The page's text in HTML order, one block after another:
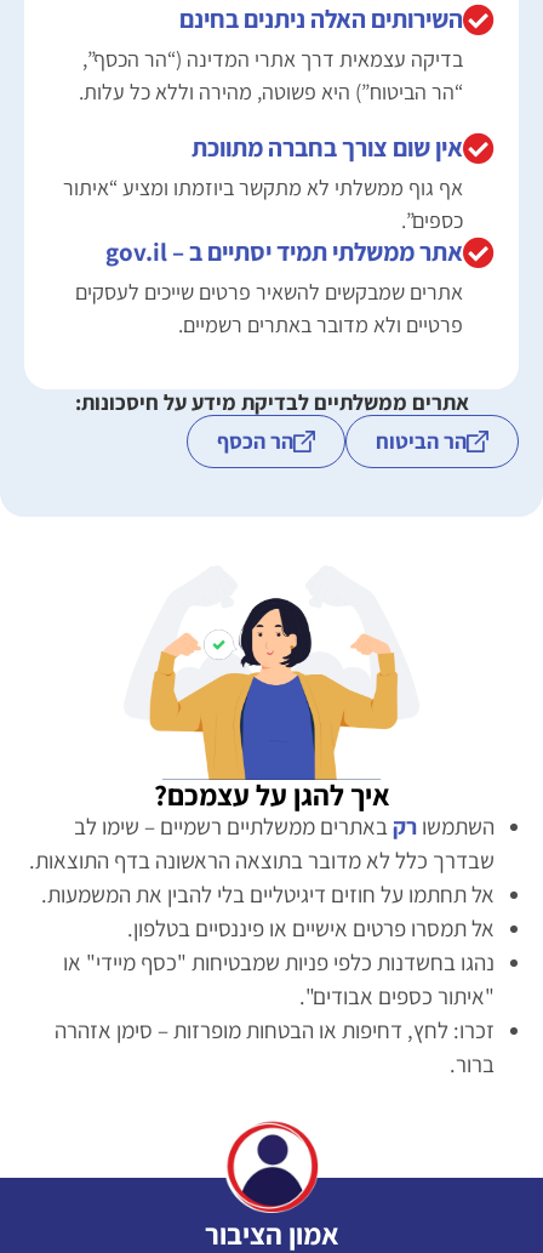
השירותים האלה ניתנים בחינם
בדיקה עצמאית דרך אתרי המדינה (“הר הכסף”,
“הר הביטוח”) היא פשוטה, מהירה וללא כל עלות.
אין שום צורך בחברה מתווכת
אף גוף ממשלתי לא מתקשר ביוזמתו ומציע “איתור
כספים”.
אתר ממשלתי תמיד יסתיים ב – gov.il
אתרים שמבקשים להשאיר פרטים שייכים לעסקים
פרטיים ולא מדובר באתרים רשמיים.
אתרים ממשלתיים לבדיקת מידע על חיסכונות:
הר הביטוח
הר הכסף
איך להגן על עצמכם?
השתמשו רקבאתרים ממשלתיים רשמיים – שימו לב
שבדרך כלל לא מדובר בתוצאה הראשונה בדף התוצאות.
אל תחתמו על חוזים דיגיטליים בלי להבין את המשמעות.
אל תמסרו פרטים אישיים או פיננסיים בטלפון.
נהגו בחשדנות כלפי פניות שמבטיחות "כסף מיידי" או
"איתור כספים אבודים".
זכרו: לחץ, דחיפות או הבטחות מופרזות – סימן אזהרה
ברור.
אמון הציבור